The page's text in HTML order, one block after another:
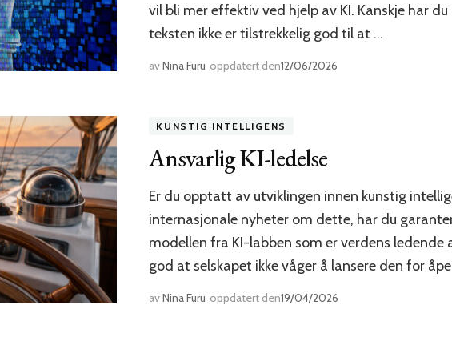
vil bli mer effektiv ved hjelp av KI. Kanskje har
teksten ikke er tilstrekkelig god til at …
avNina Furu oppdatert den12/06/2026
KUNSTIG INTELLIGENS
Ansvarlig KI-ledelse
Er du opptatt av utviklingen innen kunstig
internasjonale nyheter om dette, har du
modellen fra KI-labben som er verdens
god at selskapet ikke våger å lansere den for
avNina Furu oppdatert den19/04/2026